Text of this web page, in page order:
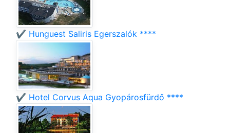
✔️ Hunguest Saliris Egerszalók ****
✔️ Hotel Corvus Aqua Gyopárosfürdő ****